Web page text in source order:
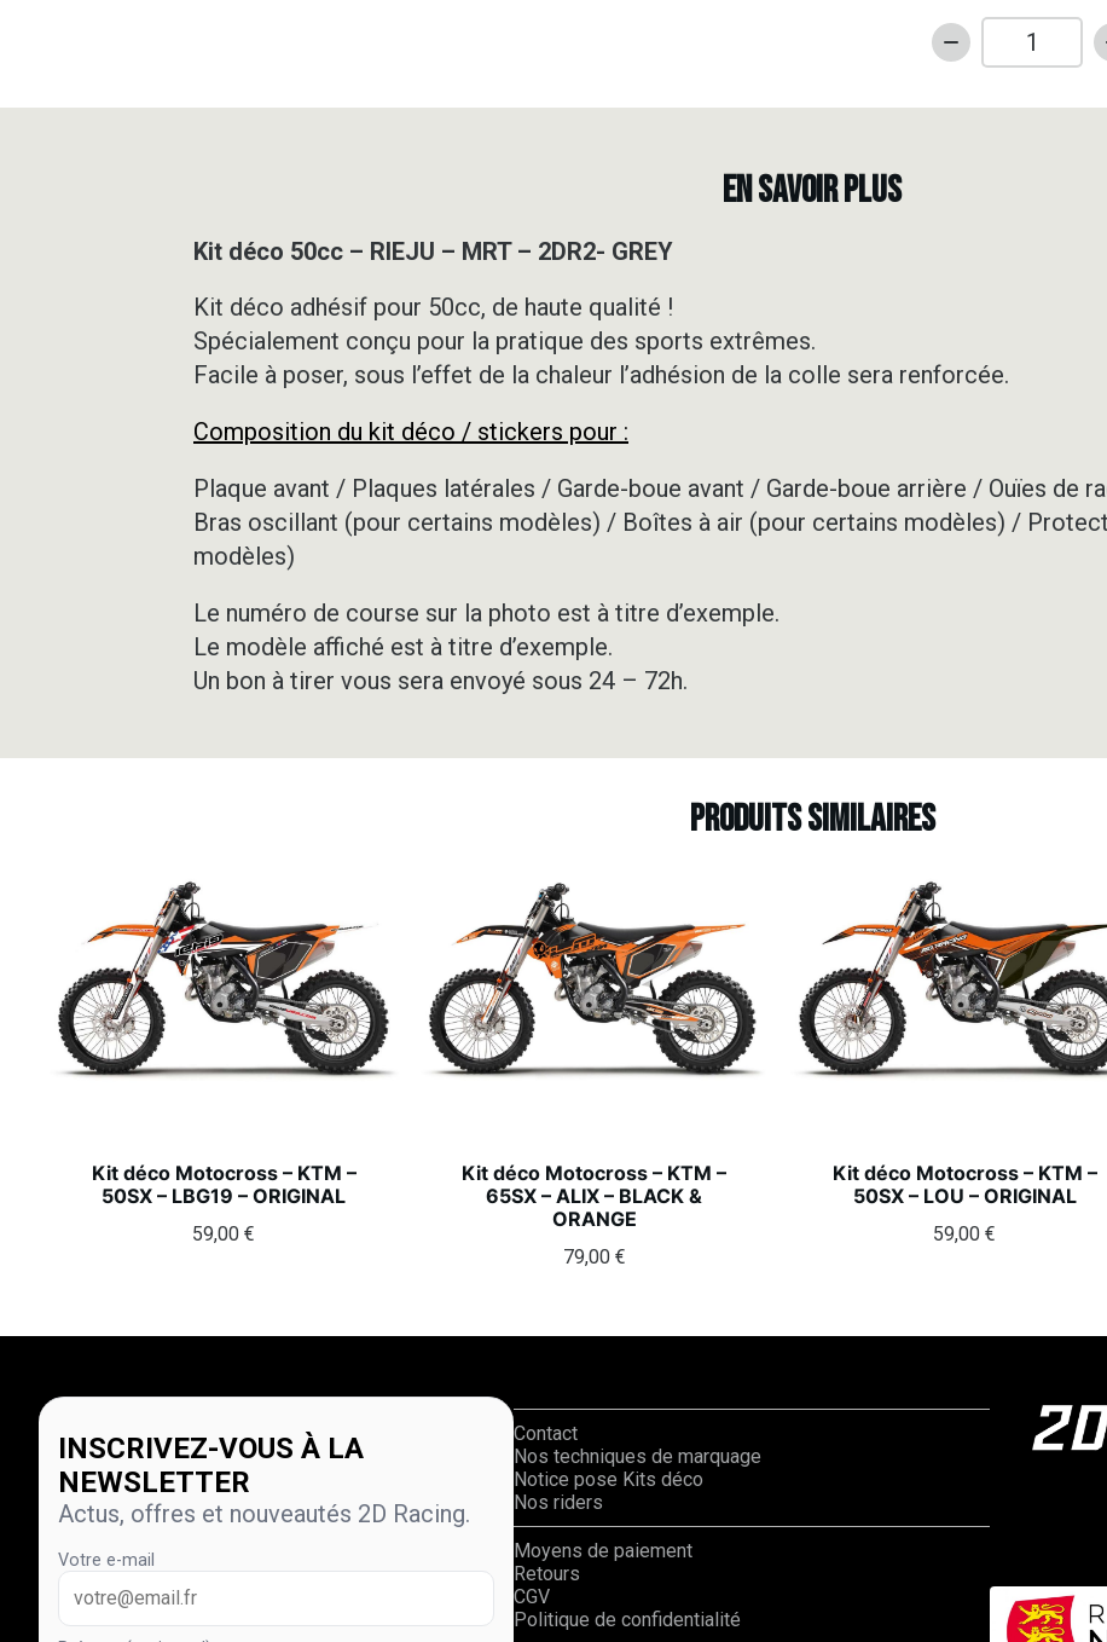
quantité
Kit
GREY
EN SAVOIR PLUS
Kit déco 50cc – RIEJU – MRT – 2DR2- GREY
Kit déco adhésif pour 50cc, de haute qualité !
Spécialement conçu pour la pratique des sports extrêmes.
Facile à poser, sous l’effet de la chaleur l’adhésion de la colle sera renforcée.
Composition du kit déco / stickers pour :
Plaque avant / Plaques latérales / Garde-boue avant / Garde-boue arrière / Ouïes de
Bras oscillant (pour certains modèles) / Boîtes à air (pour certains modèles) /
modèles)
Le numéro de course sur la photo est à titre d’exemple.
Le modèle affiché est à titre d’exemple.
Un bon à tirer vous sera envoyé sous 24 – 72h.
Produits similaires
Kit déco Motocross – KTM –
50SX – LBG19 – ORIGINAL
59,00€
Kit déco Motocross – KTM –
65SX – ALIX – BLACK &
ORANGE
79,00 €
Kit déco Motocross – KTM –
50SX – LOU – ORIGINAL
59,00€
INSCRIVEZ-VOUS À LA
NEWSLETTER
Actus, offres et nouveautés 2D Racing.
Votre e-mail
Contact
Nos techniques de marquage
Notice pose Kits déco
Nos riders
Moyens de paiement
Retours
CGV
Politique de confidentialité